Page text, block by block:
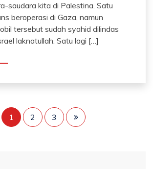
saudara kita di Palestina. Satu
beroperasi di Gaza, namun
tersebut sudah syahid dilindas
laknatullah. Satu lagi […]
1 2 3